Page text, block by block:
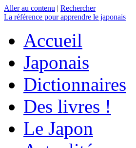
Aller au contenu | Rechercher
La référence pour apprendre le japonais
Accueil
Japonais
Dictionnaires
Des livres !
Le Japon